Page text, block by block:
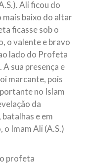
Ali ficou do
baixo do altar
ficasse sob o
o valente e bravo
lado do Profeta
sua presença e
marcante, pois
no Islam
da
e em
o Imam Ali (A.S.)
profeta